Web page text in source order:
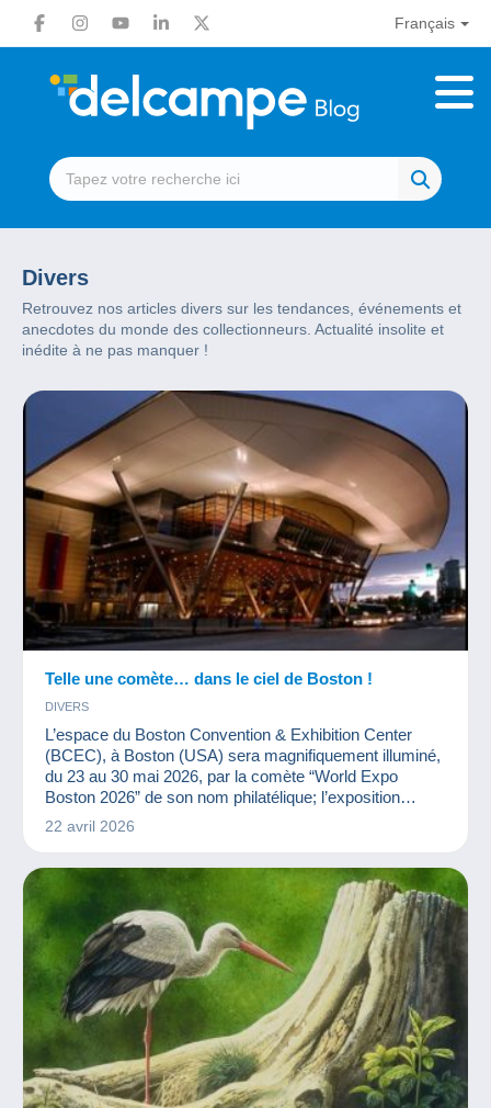
Français
Divers
Retrouvez nos articles divers sur les tendances, événements et
anecdotes du monde des collectionneurs. Actualité insolite et
inédite à ne pas manquer !
Telle une comète… dans le ciel de Boston !
DIVERS
L’espace du Boston Convention & Exhibition Center
(BCEC), à Boston (USA) sera magnifiquement illuminé,
du 23 au 30 mai 2026, par la comète “World Expo
Boston 2026” de son nom philatélique; l’exposition
philatélique mondiale.
22 avril 2026